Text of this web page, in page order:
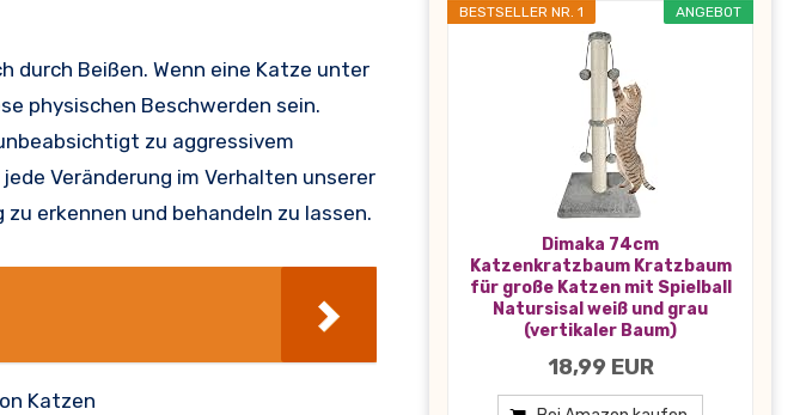
durch Beißen. Wenn eine Katze unter
physischen Beschwerden sein.
zu aggressivem
Veränderung im Verhalten unserer
erkennen und behandeln zu lassen.
Katzen
ANGEBOT
BESTSELLER NR. 1
Dimaka 74cm
Katzenkratzbaum Kratzbaum
für große Katzen mit Spielball
Natursisal weiß und grau
(vertikaler Baum)
18,99 EUR